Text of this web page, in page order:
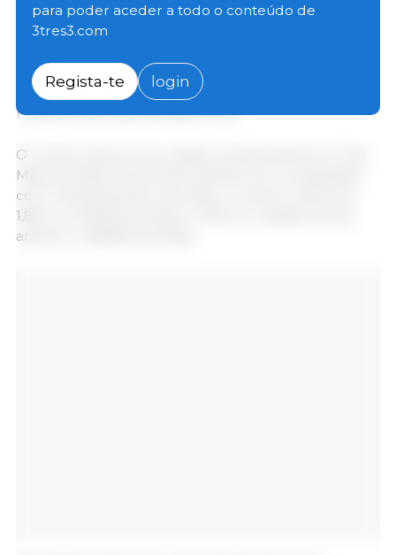
(-400 explorações) em comparação com 3 de
Novembro de 2024. Em comparação com o ano
(-520 explorações). Em comparação com o ano
anterior (3 de Maio de 2024), o número diminuiu 41%
(-10600 explorações desde 2015).
O número de porcos criados na Alemanha em 3 de
Maio de 2025 era de 20,9 milhões. Em comparação
com 3 de Novembro de 2024, o número diminuiu
1,8%, ou 375000 animais, e 1,2% em relação ao ano
anterior (-256900 animais).
para poder aceder a todo o conteúdo de
3tres3.com
Regista-te login